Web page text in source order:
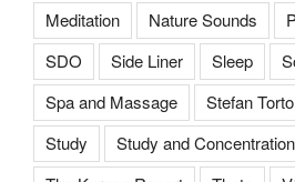
Meditation Nature Sounds
SDO
Side Liner Sleep
Spa and Massage
Stefan Torto
Study
Study and Concentration